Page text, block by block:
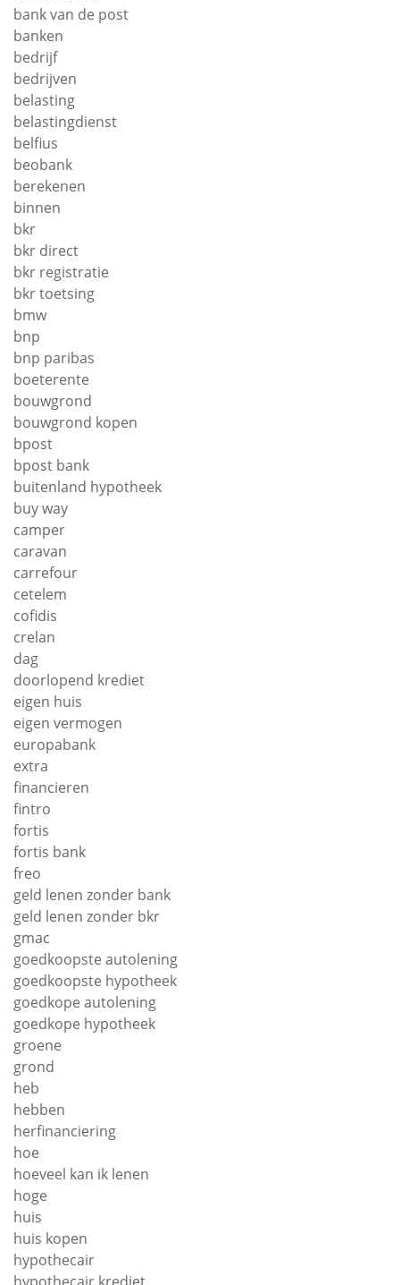
bank van de post
banken
bedrijf
bedrijven
belasting
belastingdienst
belfius
beobank
berekenen
binnen
bkr
bkr direct
bkr registratie
bkr toetsing
bmw
bnp
bnp paribas
boeterente
bouwgrond
bouwgrond kopen
bpost
bpost bank
buitenland hypotheek
buy way
camper
caravan
carrefour
cetelem
cofidis
crelan
dag
doorlopend krediet
eigen huis
eigen vermogen
europabank
extra
financieren
fintro
fortis
fortis bank
freo
geld lenen zonder bank
geld lenen zonder bkr
gmac
goedkoopste autolening
goedkoopste hypotheek
goedkope autolening
goedkope hypotheek
groene
grond
heb
hebben
herfinanciering
hoe
hoeveel kan ik lenen
hoge
huis
huis kopen
hypothecair